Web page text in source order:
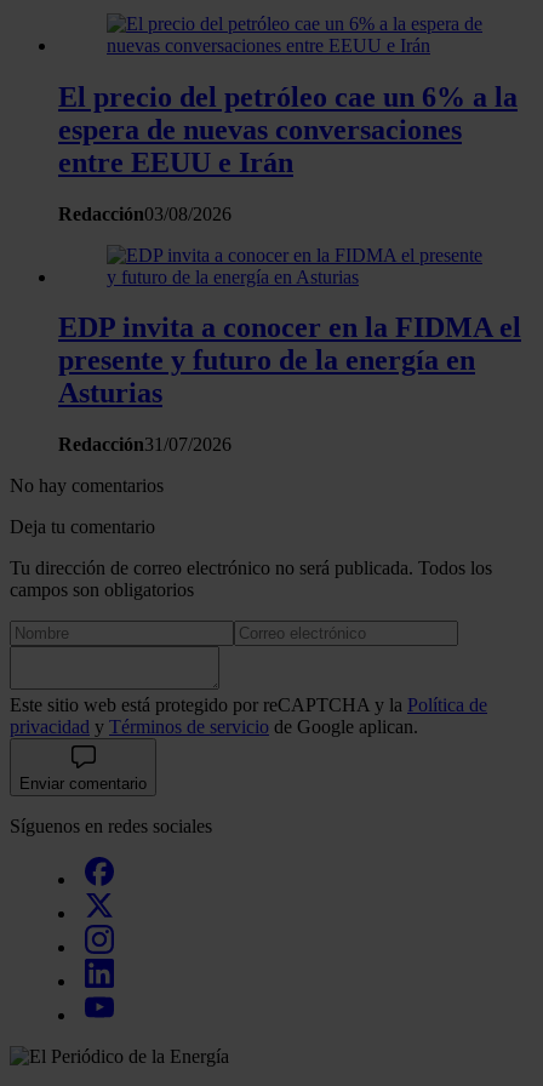
El precio del petróleo cae un 6% a la
espera de nuevas conversaciones
entre EEUU e Irán
Redacción03/08/2026
EDP invita a conocer en la FIDMA el
presente y futuro de la energía en
Asturias
Redacción31/07/2026
No hay comentarios
Deja tu comentario
Tu dirección de correo electrónico no será publicada. Todos los
campos son obligatorios
Este sitio web está protegido por reCAPTCHA y la Política de
privacidad y Términos de servicio de Google aplican.
Enviar comentario
Síguenos en redes sociales